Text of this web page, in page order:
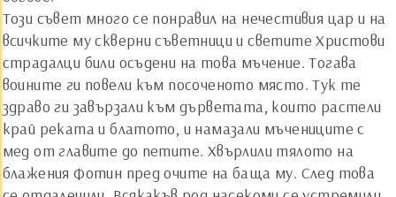
Този съвет много се понравил на нечестивия цар и на
всичките му скверни съветници и светите Христови
страдалци били осъдени на това мъчение. Тогава
воините ги повели към посоченото място. Тук те
здраво ги завързали към дърветата, които растели
край реката и блатото, и намазали мъчениците с
мед от главите до петите. Хвърлили тялото на
блажения Фотин пред очите на баща му. След това